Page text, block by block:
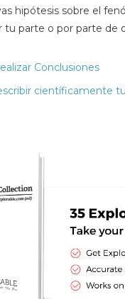
hipótesis sobre el
tu parte o por parte de
Conclusiones
científicamente